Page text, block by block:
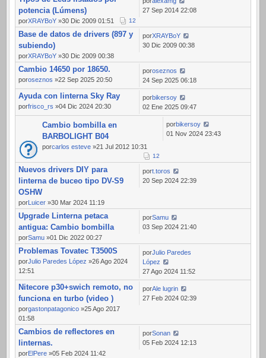
potencia (Lúmens)
porXRAYBoY »30 Dic 2009 01:51 12
27 Sep 2014 22:08
Base de datos de drivers (897 y
subiendo)
porXRAYBoY »30 Dic 2009 00:38
porXRAYBoY
30 Dic 2009 00:38
Cambio 14650 por 18650.
poroseznos »22 Sep 2025 20:50
poroseznos
24 Sep 2025 06:18
Ayuda con linterna Sky Ray
porfrisco_rs »04 Dic 2024 20:30
porbikersoy
02 Ene 2025 09:47
Cambio bombilla en
BARBOLIGHT B04
porcarlos esteve »21 Jul 2012 10:31
12
porbikersoy
01 Nov 2024 23:43
Nuevos drivers DIY para
linterna de buceo tipo DV-S9
OSHW
por Luicer »30 Mar 2024 11:19
port.toros
20 Sep 2024 22:39
Upgrade Linterna petaca
antigua: Cambio bombilla
porSamu »01 Dic 2022 00:27
porSamu
03 Sep 2024 21:40
Problemas Tovatec T3500S
porJulio Paredes López »26 Ago 2024
12:51
porJulio Paredes
López
27 Ago 2024 11:52
Nitecore p30+swich remoto, no
funciona en turbo (video )
porgastonpatagonico »25 Ago 2017
01:58
porAle lugrin
27 Feb 2024 02:39
Cambios de reflectores en
linternas.
porElPere »05 Feb 2024 11:42
porSonan
05 Feb 2024 12:13